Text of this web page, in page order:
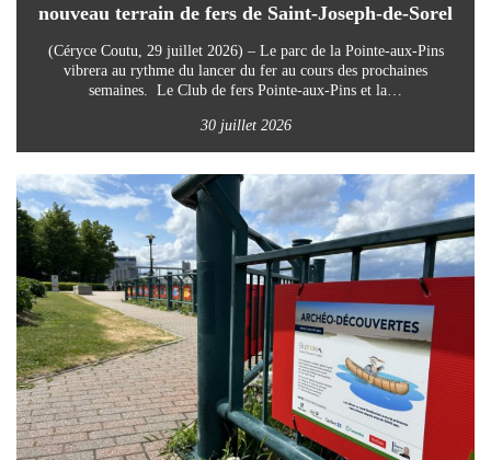
nouveau terrain de fers de Saint-Joseph-de-Sorel
(Céryce Coutu, 29 juillet 2026) – Le parc de la Pointe-aux-Pins
vibrera au rythme du lancer du fer au cours des prochaines
semaines. Le Club de fers Pointe-aux-Pins et la…
30 juillet 2026